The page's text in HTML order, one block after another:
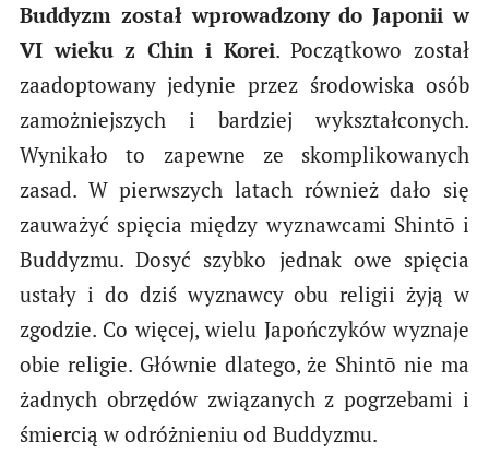
Buddyzm został wprowadzony do Japonii w
VI wieku z Chin i Korei. Początkowo został
zaadoptowany jedynie przez środowiska osób
zamożniejszych i bardziej wykształconych.
Wynikało to zapewne ze skomplikowanych
zasad. W pierwszych latach również dało się
zauważyć spięcia między wyznawcami Shintō i
Buddyzmu. Dosyć szybko jednak owe spięcia
ustały i do dziś wyznawcy obu religii żyją w
zgodzie. Co więcej, wielu Japończyków wyznaje
obie religie. Głównie dlatego, że Shintō nie ma
żadnych obrzędów związanych z pogrzebami i
śmiercią w odróżnieniu od Buddyzmu.